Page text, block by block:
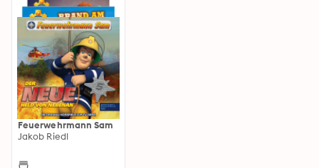
Feuerwehrmann Sam
Jakob Riedl